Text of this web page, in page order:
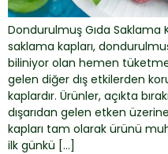
Dondurulmuş Gıda Saklama
saklama kapları,
biliniyor olan hemen
gelen diğer dış etkilerden
kaplardır. Ürünler, açıkta
dışarıdan gelen etken
kapları tam olarak ürünü
ilk günkü […]